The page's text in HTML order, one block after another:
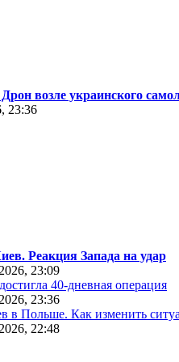
возле украинского
23:36
Реакция Запада на удар
23:09
40-дневная операция
23:36
в Польше. Как изменить
22:48